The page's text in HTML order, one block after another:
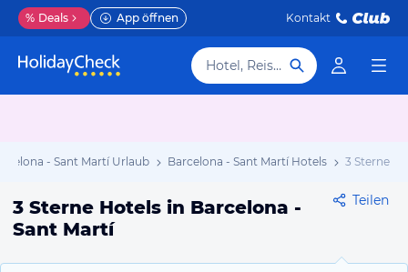
% Deals App öffnen Kontakt
Hotel, Reiseziel
- Sant Martí Urlaub Barcelona - Sant Martí Hotels 3 Sterne
3 Sterne Hotels in Barcelona -
Sant Martí
Teilen